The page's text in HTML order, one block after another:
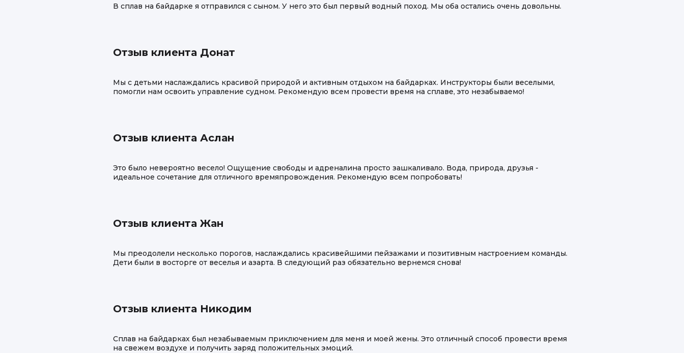
В сплав на байдарке я отправился с сыном. У него это был первый водный поход. Мы оба остались очень довольны.
Отзыв клиента Донат
Мы с детьми наслаждались красивой природой и активным отдыхом на байдарках. Инструкторы были веселыми,
помогли нам освоить управление судном. Рекомендую всем провести время на сплаве, это незабываемо!
Отзыв клиента Аслан
Это было невероятно весело! Ощущение свободы и адреналина просто зашкаливало. Вода, природа, друзья -
идеальное сочетание для отличного времяпровождения. Рекомендую всем попробовать!
Отзыв клиента Жан
Мы преодолели несколько порогов, наслаждались красивейшими пейзажами и позитивным настроением команды.
Дети были в восторге от веселья и азарта. В следующий раз обязательно вернемся снова!
Отзыв клиента Никодим
Сплав на байдарках был незабываемым приключением для меня и моей жены. Это отличный способ провести время
на свежем воздухе и получить заряд положительных эмоций.